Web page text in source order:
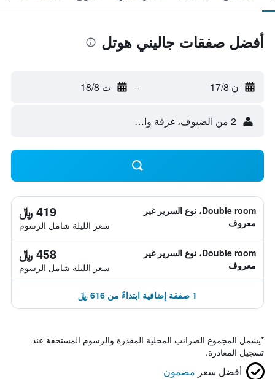
أفضل صفقات جاليني هوتل
ن 17/8 - ث 18/8
2 من الضيوف، غرفة واحدة
Double room، نوع السرير غير
معروف
419 ﷼
سعر الليلة شامل الرسوم
Double room، نوع السرير غير
معروف
458 ﷼
سعر الليلة شامل الرسوم
1 صفقة إضافية ابتداءً من 616 ﷼
*يشمل المجموع الضرائب المحلية المقدرة والرسوم المستحقة عند
تسجيل المغادرة.
أفضل سعر مضمون